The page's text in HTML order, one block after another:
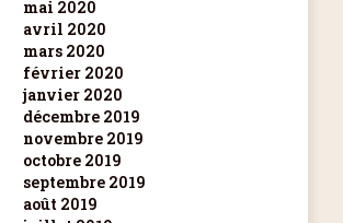
mai 2020
avril 2020
mars 2020
février 2020
janvier 2020
décembre 2019
novembre 2019
octobre 2019
septembre 2019
août 2019